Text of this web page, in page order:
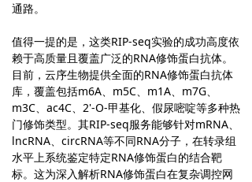
通路。
值得一提的是，这类RIP-seq实验的成功高度依
赖于高质量且覆盖广泛的RNA修饰蛋白抗体。
目前，云序生物提供全面的RNA修饰蛋白抗体
库，覆盖包括m6A、m5C、m1A、m7G、
m3C、ac4C、2'-O-甲基化、假尿嘧啶等多种热
门修饰类型。其RIP-seq服务能够针对mRNA、
lncRNA、circRNA等不同RNA分子，在转录组
水平上系统鉴定特定RNA修饰蛋白的结合靶
标。这为深入解析RNA修饰蛋白在复杂调控网